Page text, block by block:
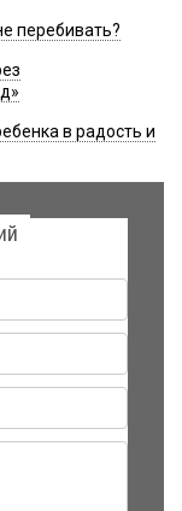
перебивать?
в радость и